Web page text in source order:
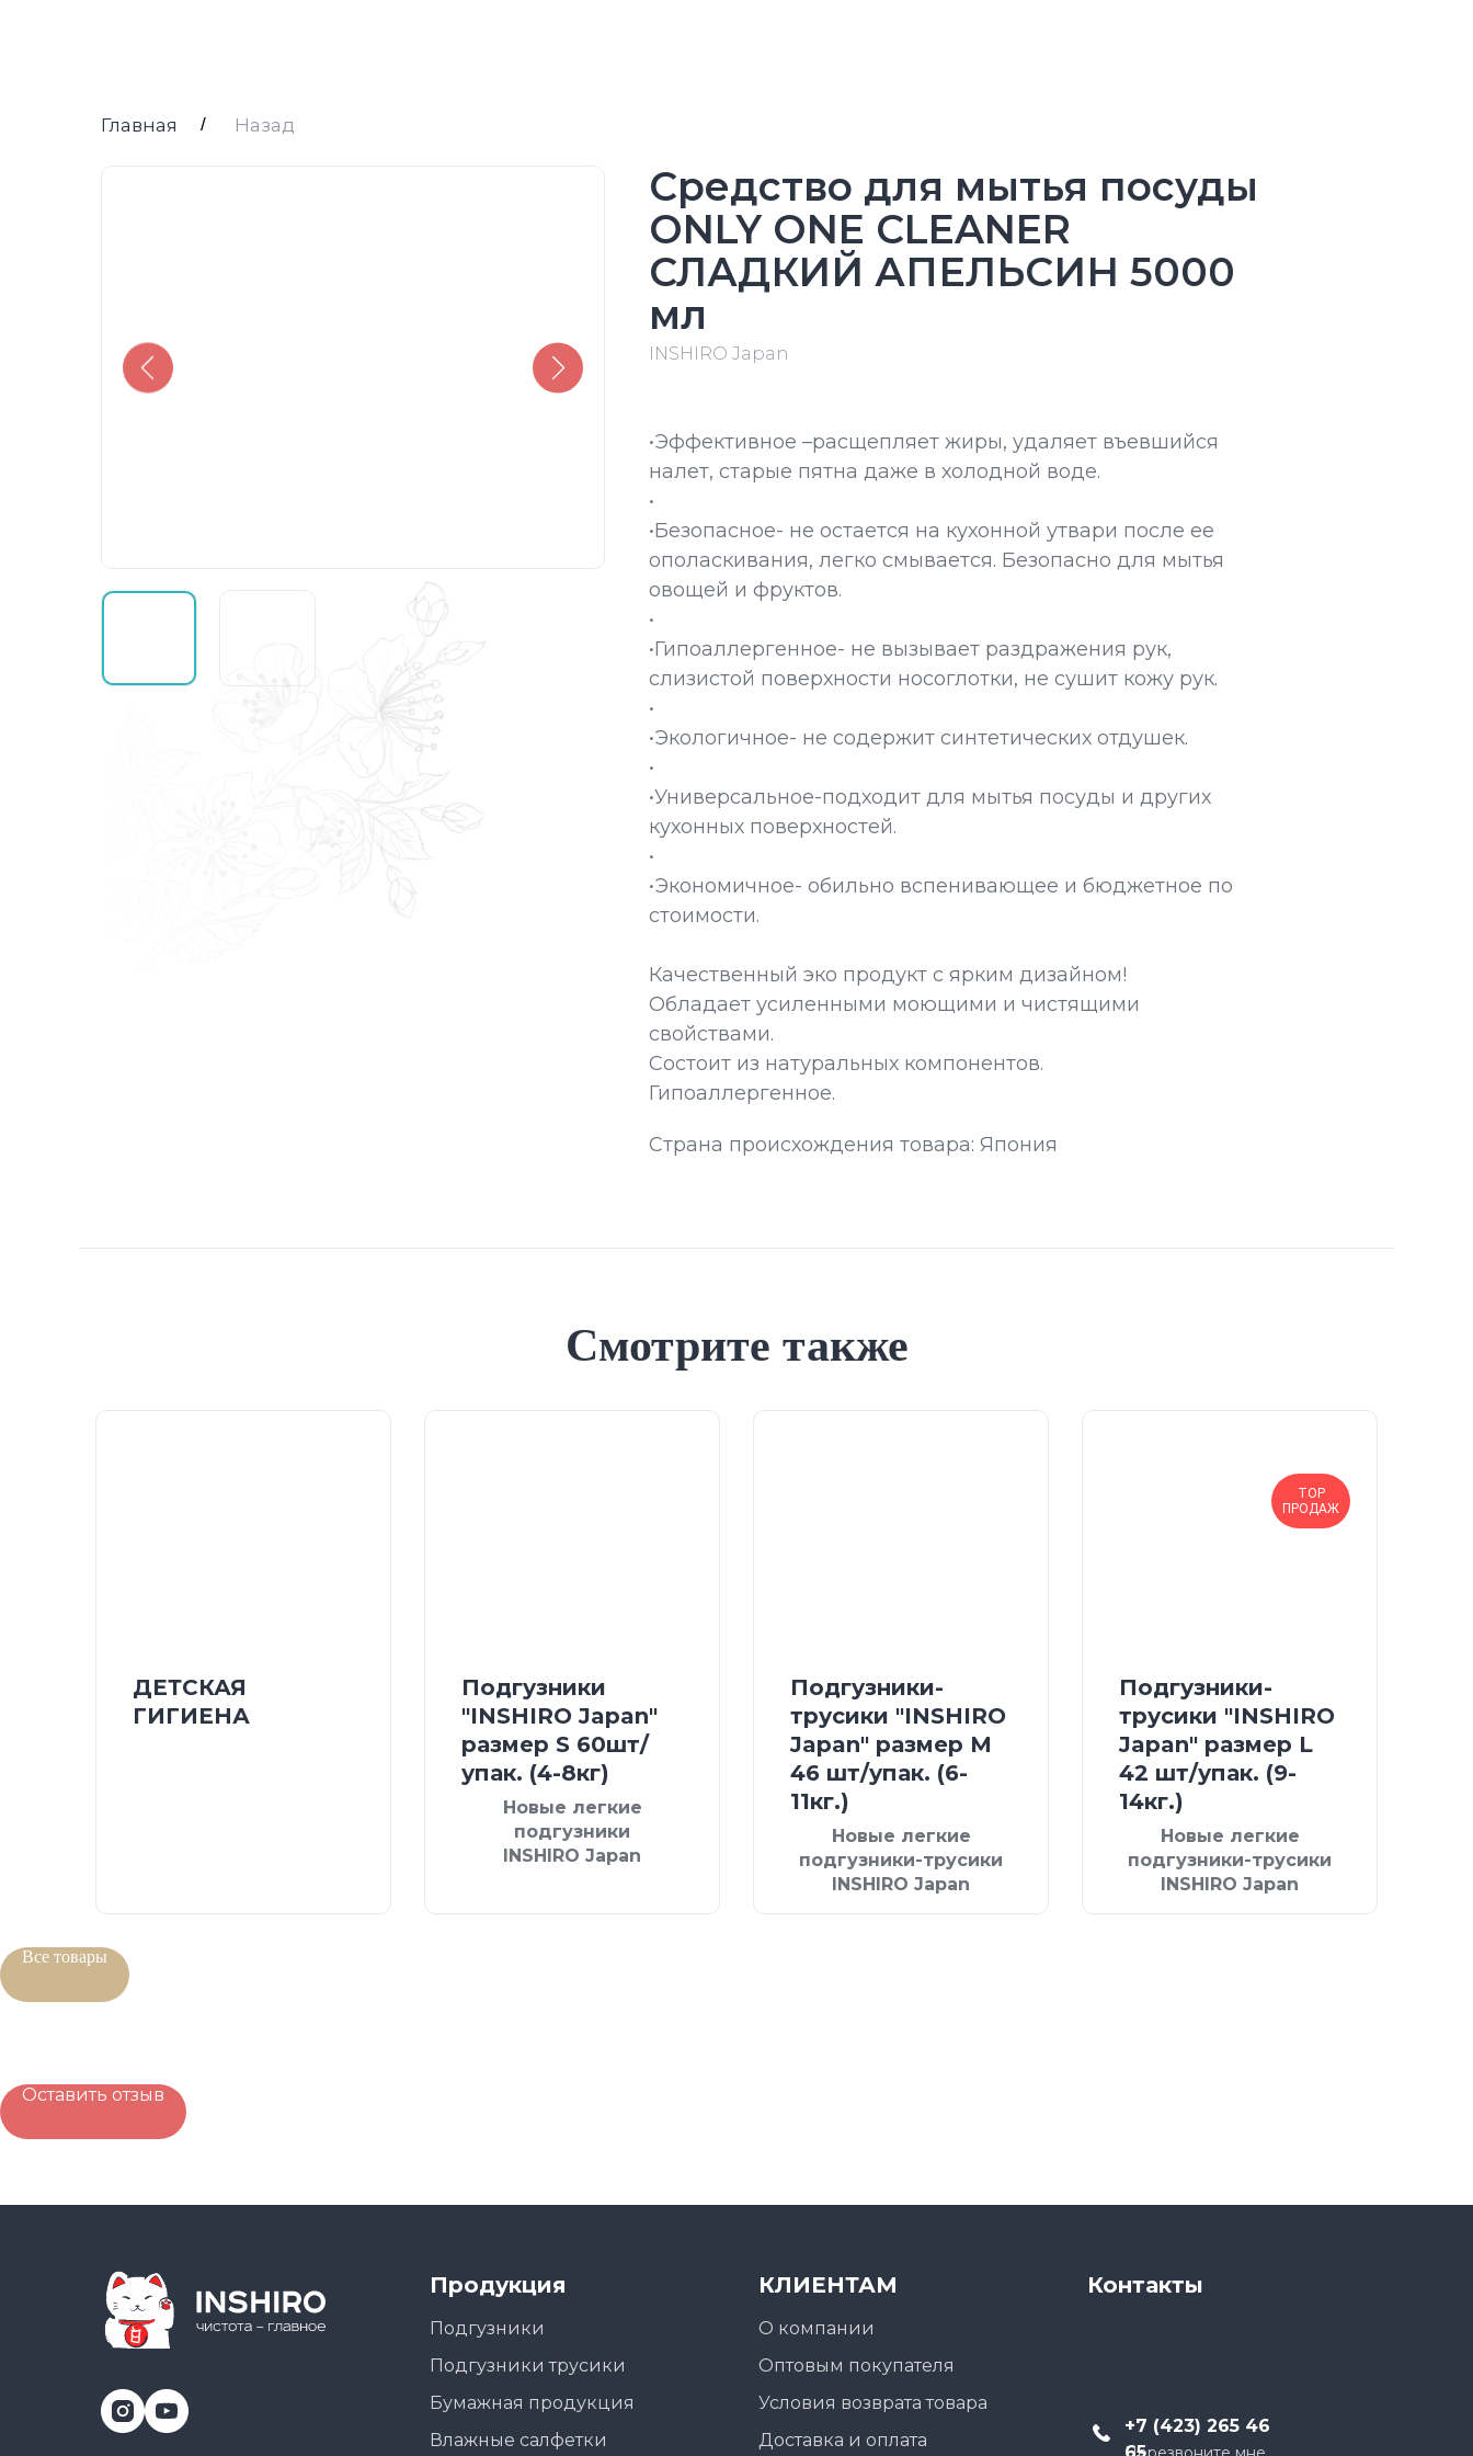
Главная / Назад
Средство для мытья посуды
ONLY ONE CLEANER
СЛАДКИЙ АПЕЛЬСИН 5000
мл
INSHIRO Japan
•Эффективное –расщепляет жиры, удаляет въевшийся
налет, старые пятна даже в холодной воде.
•
•Безопасное- не остается на кухонной утвари после ее
ополаскивания, легко смывается. Безопасно для мытья
овощей и фруктов.
•
•Гипоаллергенное- не вызывает раздражения рук,
слизистой поверхности носоглотки, не сушит кожу рук.
•
•Экологичное- не содержит синтетических отдушек.
•
•Универсальное-подходит для мытья посуды и других
кухонных поверхностей.
•
•Экономичное- обильно вспенивающее и бюджетное по
стоимости.
Качественный эко продукт с ярким дизайном!
Обладает усиленными моющими и чистящими
свойствами.
Состоит из натуральных компонентов.
Гипоаллергенное.
Страна происхождения товара: Япония
Смотрите также
ДЕТСКАЯ
ГИГИЕНА
Подгузники
"INSHIRO Japan"
размер S 60шт/
упак. (4-8кг)
Новые легкие
подгузники
INSHIRO Japan
Подгузники-
трусики "INSHIRO
Japan" размер М
46 шт/упак. (6-
11кг.)
Новые легкие
подгузники-трусики
INSHIRO Japan
TOP
ПРОДАЖ
Подгузники-
трусики "INSHIRO
Japan" размер L
42 шт/упак. (9-
14кг.)
Новые легкие
подгузники-трусики
INSHIRO Japan
Все товары
Оставить отзыв
Продукция
Подгузники
Подгузники трусики
Бумажная продукция
Влажные салфетки
КЛИЕНТАМ
О компании
Оптовым покупателя
Условия возврата товара
Доставка и оплата
Контакты
+7 (423) 265 46